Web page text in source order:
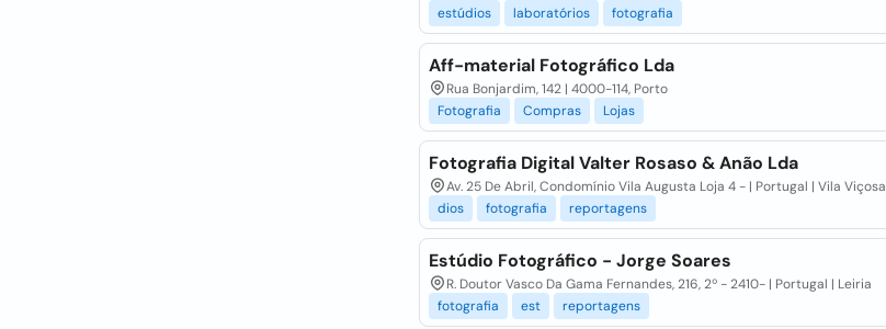
estúdios
laboratórios fotografia
Aff-material Fotográfico Lda
Rua Bonjardim, 142 | 4000-114, Porto
Fotografia
Compras Lojas
Fotografia Digital Valter Rosaso & Anão Lda
Av. 25 De Abril, Condomínio Vila Augusta Loja 4 - | Portugal | Vila Viçosa
dios
fotografia reportagens
Estúdio Fotográfico - Jorge Soares
R. Doutor Vasco Da Gama Fernandes, 216, 2º - 2410- | Portugal | Leiria
fotografia
est reportagens